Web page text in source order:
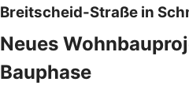
Breitscheid-Straße in
Neues
Bauphase